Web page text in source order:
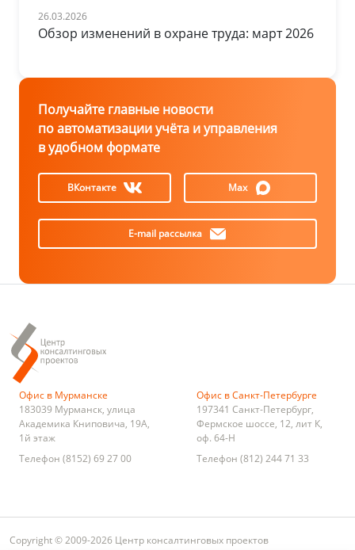
26.03.2026
Обзор изменений в охране труда: март 2026
Получайте главные новости
по автоматизации учёта и управления
в удобном формате
ВКонтакте Max
E-mail рассылка
Офис в Мурманске
183039 Мурманск, улица
Академика Книповича, 19А,
1й этаж
Телефон (8152) 69 27 00
Офис в Санкт-Петербурге
197341 Санкт-Петербург,
Фермское шоссе, 12, лит К,
оф. 64-Н
Телефон (812) 244 71 33
Copyright © 2009-2026 Центр консалтинговых проектов